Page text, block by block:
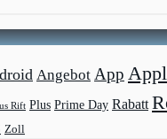
Angebot App
Rift Plus Prime Day Rabatt
Zoll